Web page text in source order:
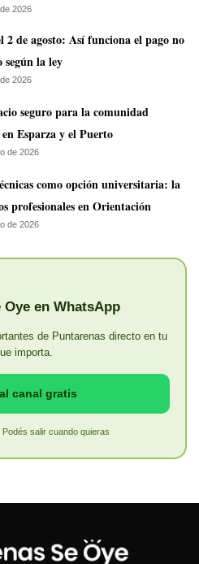
2026
2 de agosto: Así funciona el pago no
la ley
2026
seguro para la comunidad
Esparza y el Puerto
de 2026
como opción universitaria: la
profesionales en Orientación
de 2026
Oye en WhatsApp
de Puntarenas directo en tu
importa.
canal gratis
Podés salir cuando quieras